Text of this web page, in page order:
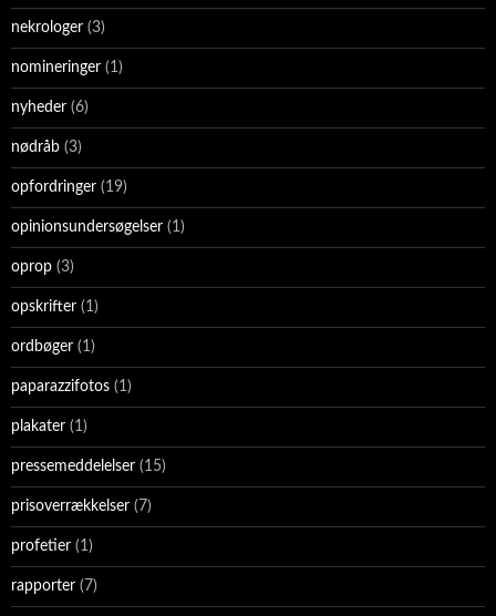
nekrologer (3)
nomineringer (1)
nyheder (6)
nødråb (3)
opfordringer (19)
opinionsundersøgelser (1)
oprop (3)
opskrifter (1)
ordbøger (1)
paparazzifotos (1)
plakater (1)
pressemeddelelser (15)
prisoverrækkelser (7)
profetier (1)
rapporter (7)